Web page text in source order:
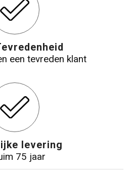
een tevreden klant
levering
75 jaar